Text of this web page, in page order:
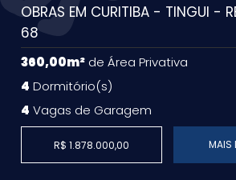
OBRAS EM CURITIBA - TINGUI -
68
360,00m² de Área Privativa
4 Dormitório(s)
4 Vagas de Garagem
R$ 1.878.000,00 MAIS